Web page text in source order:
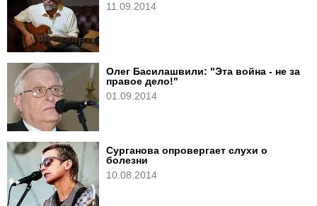
11.09.2014
Олег Басилашвили: "Эта война - не за
правое дело!"
01.09.2014
Сурганова опровергает слухи о
болезни
10.08.2014